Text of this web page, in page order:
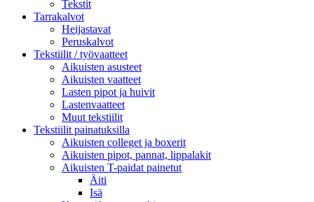
Tekstit
Tarrakalvot
Heijastavat
Peruskalvot
Tekstiilit / työvaatteet
Aikuisten asusteet
Aikuisten vaatteet
Lasten pipot ja huivit
Lastenvaatteet
Muut tekstiilit
Tekstiilit painatuksilla
Aikuisten colleget ja boxerit
Aikuisten pipot, pannat, lippalakit
Aikuisten T-paidat painetut
Äiti
Isä